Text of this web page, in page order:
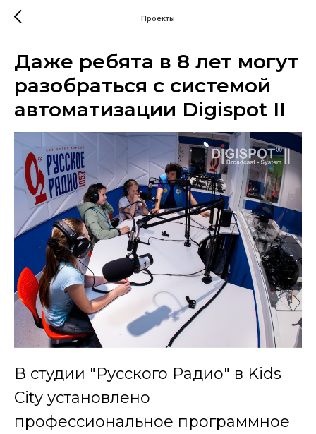
Проекты
Даже ребята в 8 лет могут
разобраться с системой
автоматизации Digispot II
В студии "Русского Радио" в Kids
City установлено
профессиональное программное